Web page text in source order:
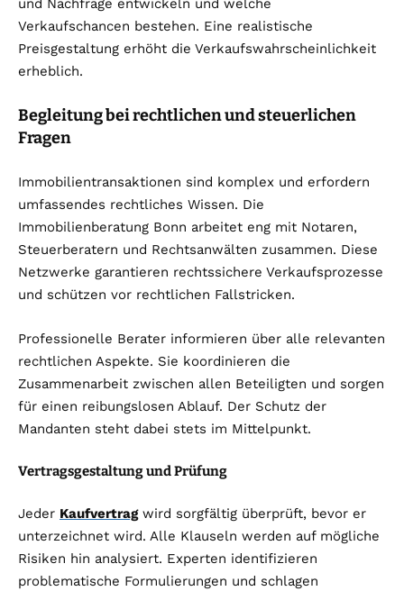
und Nachfrage entwickeln und welche
Verkaufschancen bestehen. Eine realistische
Preisgestaltung erhöht die Verkaufswahrscheinlichkeit
erheblich.
Begleitung bei rechtlichen und steuerlichen
Fragen
Immobilientransaktionen sind komplex und erfordern
umfassendes rechtliches Wissen. Die
Immobilienberatung Bonn arbeitet eng mit Notaren,
Steuerberatern und Rechtsanwälten zusammen. Diese
Netzwerke garantieren rechtssichere Verkaufsprozesse
und schützen vor rechtlichen Fallstricken.
Professionelle Berater informieren über alle relevanten
rechtlichen Aspekte. Sie koordinieren die
Zusammenarbeit zwischen allen Beteiligten und sorgen
für einen reibungslosen Ablauf. Der Schutz der
Mandanten steht dabei stets im Mittelpunkt.
Vertragsgestaltung und Prüfung
Jeder Kaufvertragwird sorgfältig überprüft, bevor er
unterzeichnet wird. Alle Klauseln werden auf mögliche
Risiken hin analysiert. Experten identifizieren
problematische Formulierungen und schlagen